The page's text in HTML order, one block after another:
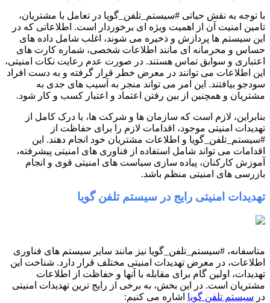
با توجه به نقش حیاتی #سیستم_تلفن_گویا در تعامل با مشتریان،
تامین امنیت آن از اهمیت ویژه ای برخوردار است. اطلاعاتی که در
این سیستم ها پردازش و ذخیره می شوند، اغلب شامل داده های
حساس و محرمانه ای مانند اطلاعات شخصی، شماره کارت های
اعتباری و سوابق تماس هستند. در صورت عدم رعایت نکات امنیتی،
این اطلاعات می توانند در معرض خطر قرار گرفته و به دست افراد
سودجو بیافتند. این امر می تواند منجر به آسیب های جدی به
مشتریان و همچنین از بین رفتن اعتماد و اعتبار کسب و کار شود.
بنابراین، لازم است که سازمان ها و شرکت ها، با درک کامل از
تهدیدات امنیتی موجود، اقدامات لازم را برای حفاظت از
#سیستم_تلفن_گویا و اطلاعات مشتریان خود انجام دهند. این
اقدامات می تواند شامل استفاده از فناوری های امنیتی پیشرفته،
آموزش کارکنان، پیاده سازی سیاست های امنیتی قوی و انجام
بازرسی های امنیتی منظم باشد.
تهدیدات امنیتی رایج در سیستم تلفن گویا
متاسفانه، #سیستم_تلفن_گویا نیز مانند سایر سیستم های فناوری
اطلاعات، در معرض تهدیدات امنیتی مختلف قرار دارد. شناخت این
تهدیدات، اولین گام برای مقابله با آنها و حفاظت از اطلاعات
مشتریان است. در این بخش، به برخی از رایج ترین تهدیدات امنیتی
در سیستم تلفن گویا اشاره می کنیم: